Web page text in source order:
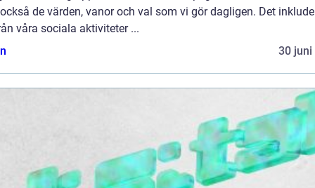
de värden, vanor och val som vi gör dagligen. Det
våra sociala aktiviteter ...
30 juni